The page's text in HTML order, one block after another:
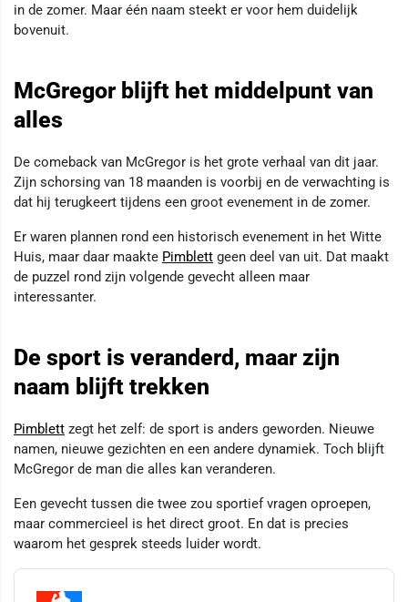
in de zomer. Maar één naam steekt er voor hem duidelijk
bovenuit.
McGregor blijft het middelpunt van
alles
De comeback van McGregor is het grote verhaal van dit jaar.
Zijn schorsing van 18 maanden is voorbij en de verwachting is
dat hij terugkeert tijdens een groot evenement in de zomer.
Er waren plannen rond een historisch evenement in het Witte
Huis, maar daar maakte Pimblett geen deel van uit. Dat maakt
de puzzel rond zijn volgende gevecht alleen maar
interessanter.
De sport is veranderd, maar zijn
naam blijft trekken
Pimblett zegt het zelf: de sport is anders geworden. Nieuwe
namen, nieuwe gezichten en een andere dynamiek. Toch blijft
McGregor de man die alles kan veranderen.
Een gevecht tussen die twee zou sportief vragen oproepen,
maar commercieel is het direct groot. En dat is precies
waarom het gesprek steeds luider wordt.